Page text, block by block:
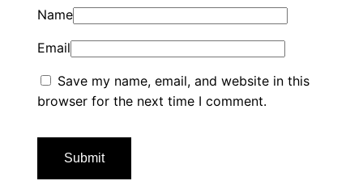
Name
Email
Save my name, email, and website in this
browser for the next time I comment.